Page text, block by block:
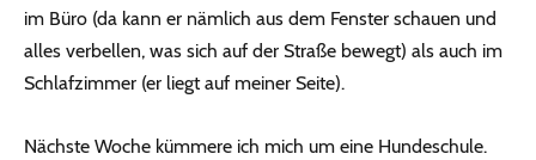
im Büro (da kann er nämlich aus dem Fenster schauen und
alles verbellen, was sich auf der Straße bewegt) als auch im
Schlafzimmer (er liegt auf meiner Seite).
Nächste Woche kümmere ich mich um eine Hundeschule.